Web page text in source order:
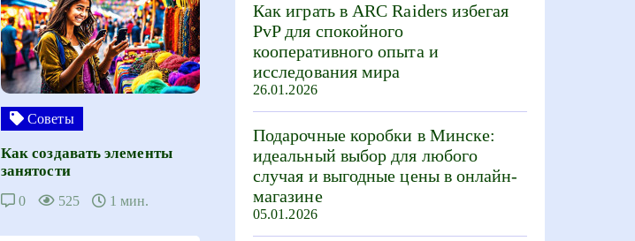
Советы
Как создавать элементы
занятости
0 525 1 мин.
Как играть в ARC Raiders избегая
PvP для спокойного
кооперативного опыта и
исследования мира
26.01.2026
Подарочные коробки в Минске:
идеальный выбор для любого
случая и выгодные цены в онлайн-
магазине
05.01.2026